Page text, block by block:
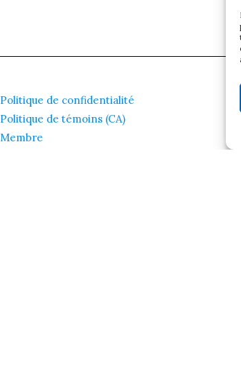
Politique de confidentialité
Politique de témoins (CA)
Membre